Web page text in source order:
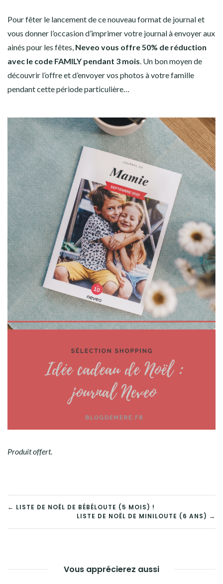
Pour fêter le lancement de ce nouveau format de journal et
vous donner l’occasion d’imprimer votre journal à envoyer aux
ainés pour les fêtes, Neveo vous offre 50% de réduction
avec le code FAMILY pendant 3 mois. Un bon moyen de
découvrir l’offre et d’envoyer vos photos à votre famille
pendant cette période particulière…
Produit offert.
← LISTE DE NOËL DE BÉBÉLOUTE (5 MOIS) !
LISTE DE NOËL DE MINILOUTE (6 ANS) →
Vous apprécierez aussi